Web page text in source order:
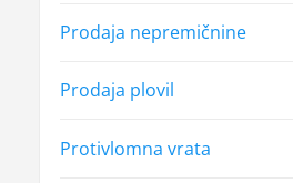
Prodaja nepremičnine
Prodaja plovil
Protivlomna vrata